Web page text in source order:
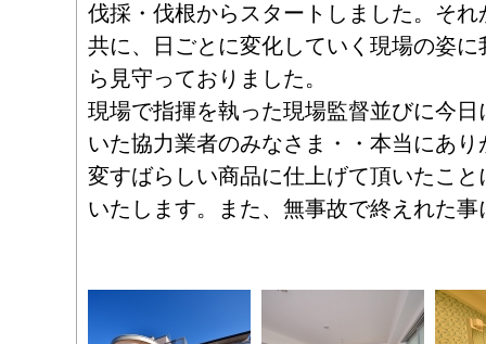
伐採・伐根からスタートしました。そ
共に、日ごとに変化していく現場の姿
ら見守っておりました。
現場で指揮を執った現場監督並びに今
いた協力業者のみなさま・・本当にあ
変すばらしい商品に仕上げて頂いたこ
いたします。また、無事故で終えれた事